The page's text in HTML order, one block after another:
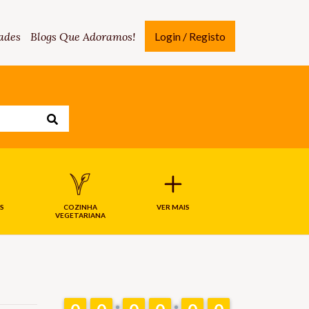
Blogs Que Adoramos! Login / Registo
COZINHA
VEGETARIANA
VER MAIS